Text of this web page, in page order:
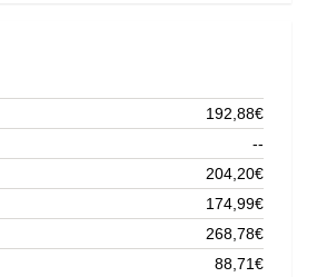
192,88€
--
204,20€
174,99€
268,78€
88,71€